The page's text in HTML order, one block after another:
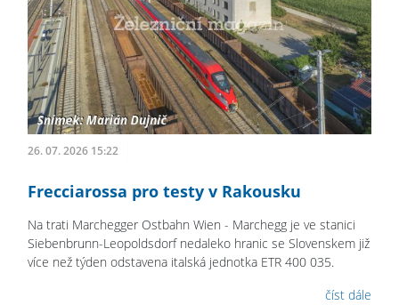
26. 07. 2026 15:22
Frecciarossa pro testy v Rakousku
Na trati Marchegger Ostbahn Wien - Marchegg je ve stanici
Siebenbrunn-Leopoldsdorf nedaleko hranic se Slovenskem již
více než týden odstavena italská jednotka ETR 400 035.
číst dále